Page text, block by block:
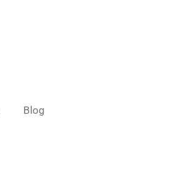
Blog